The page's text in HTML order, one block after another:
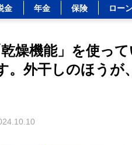
金 年金 保険 ロー
乾燥機能」を使っ
。外干しのほう